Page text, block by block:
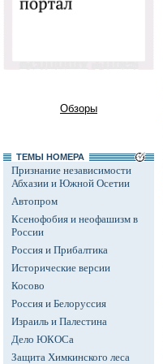
Обзоры
ТЕМЫ НОМЕРА
Признание независимости
Абхазии и Южной Осетии
Автопром
Ксенофобия и неофашизм в
России
Россия и Прибалтика
Исторические версии
Косово
Россия и Белоруссия
Израиль и Палестина
Дело ЮКОСа
Защита Химкинского леса